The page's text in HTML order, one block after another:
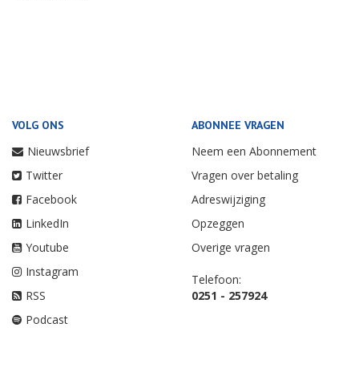
VOLG ONS
Nieuwsbrief
Twitter
Facebook
LinkedIn
Youtube
Instagram
RSS
Podcast
ABONNEE VRAGEN
Neem een Abonnement
Vragen over betaling
Adreswijziging
Opzeggen
Overige vragen
Telefoon:
0251 - 257924